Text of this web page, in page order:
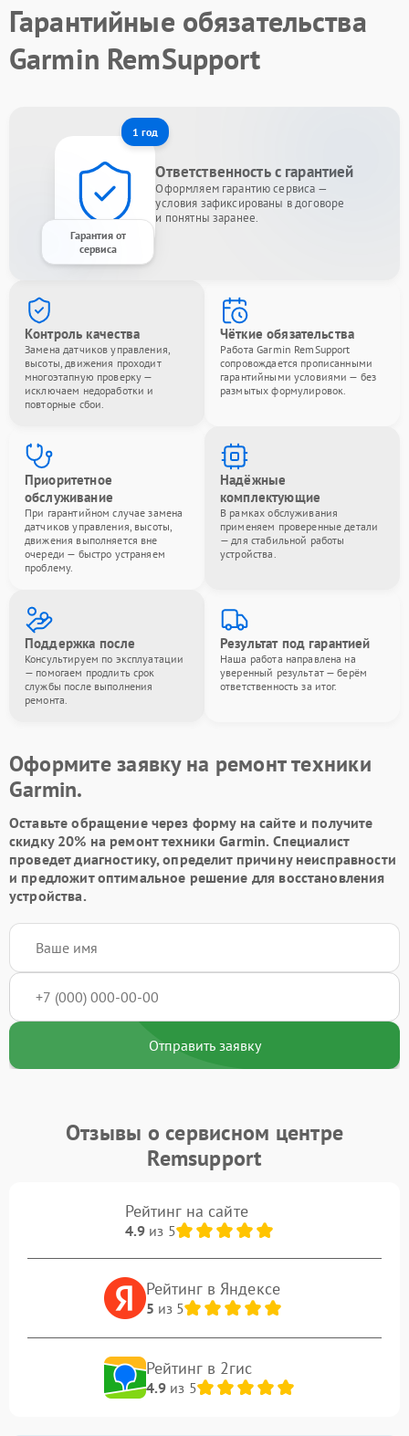
Гарантийные обязательства
Garmin RemSupport
1 год
Гарантия от
сервиса
Ответственность с гарантией
Оформляем гарантию сервиса —
условия зафиксированы в договоре
и понятны заранее.
Контроль качества
Замена датчиков управления,
высоты, движения проходит
многоэтапную проверку —
исключаем недоработки и
повторные сбои.
Чёткие обязательства
Работа Garmin RemSupport
сопровождается прописанными
гарантийными условиями — без
размытых формулировок.
Приоритетное
обслуживание
При гарантийном случае замена
датчиков управления, высоты,
движения выполняется вне
очереди — быстро устраняем
проблему.
Надёжные
комплектующие
В рамках обслуживания
применяем проверенные детали
— для стабильной работы
устройства.
Поддержка после
Консультируем по эксплуатации
— помогаем продлить срок
службы после выполнения
ремонта.
Результат под гарантией
Наша работа направлена на
уверенный результат — берём
ответственность за итог.
Оформите заявку на ремонт техники
Garmin.
Оставьте обращение через форму на сайте и получите
скидку 20% на ремонт техники Garmin. Специалист
проведет диагностику, определит причину неисправности
и предложит оптимальное решение для восстановления
устройства.
Отправить заявку
Отзывы о сервисном центре
Remsupport
Рейтинг на сайте
4.9из 5
Рейтинг в Яндексе
5 из 5
Рейтинг в 2гис
4.9из 5